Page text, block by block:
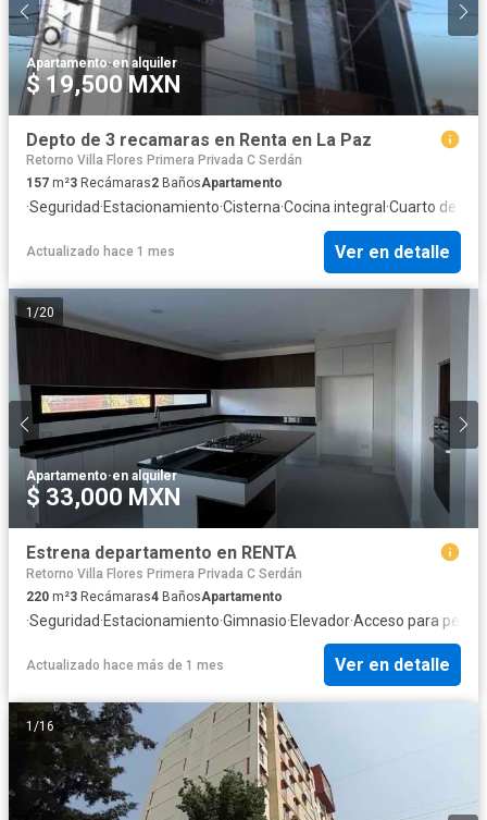
Apartamento·en alquiler
$ 19,500 MXN
Depto de 3 recamaras en Renta en La Paz
Retorno Villa Flores Primera Privada C Serdán
157 m²3 Recámaras2 BañosApartamento
·Seguridad·Estacionamiento·Cisterna·Cocina integral ·Cuarto de
Actualizado hace 1 mes Ver en detalle
1 /20
Apartamento·en alquiler
$ 33,000 MXN
Estrena departamento en RENTA
Retorno Villa Flores Primera Privada C Serdán
220 m²3 Recámaras4 BañosApartamento
·Seguridad·Estacionamiento·Gimnasio·Elevador·Acceso para
Actualizado hace más de 1 mes Ver en detalle
1 /16